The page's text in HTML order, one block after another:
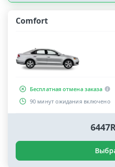
Comfort
Бесплатная отмена заказа
90 минут ожидания включено